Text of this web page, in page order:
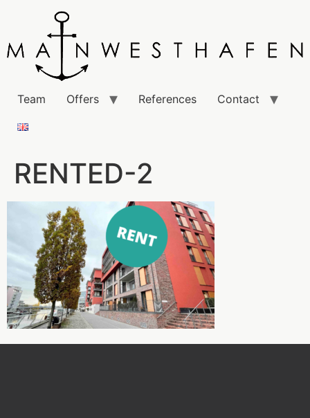
Team Offers References Contact
RENTED-2